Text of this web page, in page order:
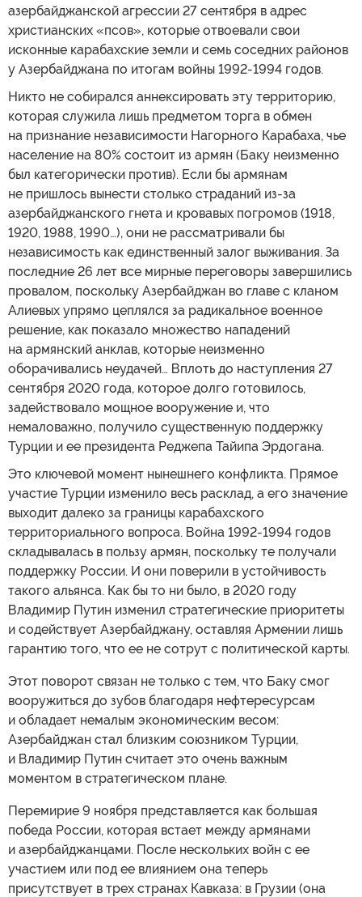
азербайджанской агрессии 27 сентября в адрес
христианских «псов», которые отвоевали свои
исконные карабахские земли и семь соседних районов
у Азербайджана по итогам войны 1992-1994 годов.
Никто не собирался аннексировать эту территорию,
которая служила лишь предметом торга в обмен
на признание независимости Нагорного Карабаха, чье
население на 80% состоит из армян (Баку неизменно
был категорически против). Если бы армянам
не пришлось вынести столько страданий из-за
азербайджанского гнета и кровавых погромов (1918,
1920, 1988, 1990…), они не рассматривали бы
независимость как единственный залог выживания. За
последние 26 лет все мирные переговоры завершились
провалом, поскольку Азербайджан во главе с кланом
Алиевых упрямо цеплялся за радикальное военное
решение, как показало множество нападений
на армянский анклав, которые неизменно
оборачивались неудачей… Вплоть до наступления 27
сентября 2020 года, которое долго готовилось,
задействовало мощное вооружение и, что
немаловажно, получило существенную поддержку
Турции и ее президента Реджепа Тайипа Эрдогана.
Это ключевой момент нынешнего конфликта. Прямое
участие Турции изменило весь расклад, а его значение
выходит далеко за границы карабахского
территориального вопроса. Война 1992-1994 годов
складывалась в пользу армян, поскольку те получали
поддержку России. И они поверили в устойчивость
такого альянса. Как бы то ни было, в 2020 году
Владимир Путин изменил стратегические приоритеты
и содействует Азербайджану, оставляя Армении лишь
гарантию того, что ее не сотрут с политической карты.
Этот поворот связан не только с тем, что Баку смог
вооружиться до зубов благодаря нефтересурсам
и обладает немалым экономическим весом:
Азербайджан стал близким союзником Турции,
и Владимир Путин считает это очень важным
моментом в стратегическом плане.
Перемирие 9 ноября представляется как большая
победа России, которая встает между армянами
и азербайджанцами. После нескольких войн с ее
участием или под ее влиянием она теперь
присутствует в трех странах Кавказа: в Грузии (она